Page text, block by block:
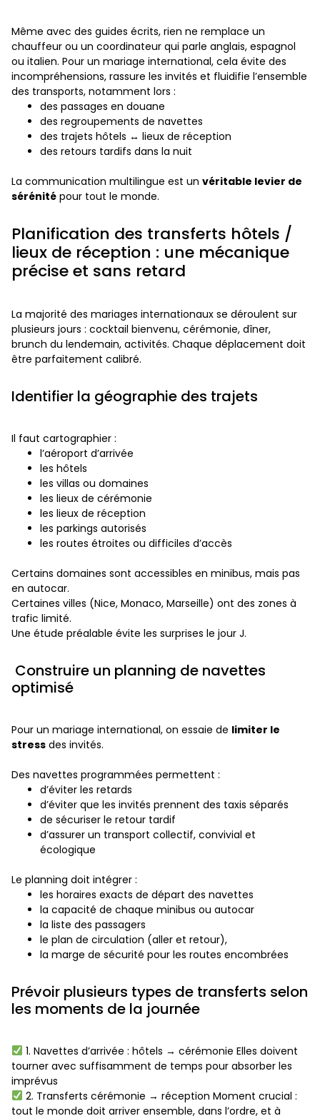
Même avec des guides écrits, rien ne remplace un
chauffeur ou un coordinateur qui parle anglais, espagnol
ou italien. Pour un mariage international, cela évite des
incompréhensions, rassure les invités et fluidifie l’ensemble
des transports, notamment lors :
des passages en douane
des regroupements de navettes
des trajets hôtels ↔ lieux de réception
des retours tardifs dans la nuit
La communication multilingue est un véritable levier de
sérénité pour tout le monde.
Planification des transferts hôtels /
lieux de réception : une mécanique
précise et sans retard
La majorité des mariages internationaux se déroulent sur
plusieurs jours : cocktail bienvenu, cérémonie, dîner,
brunch du lendemain, activités. Chaque déplacement doit
être parfaitement calibré.
Identifier la géographie des trajets
Il faut cartographier :
l’aéroport d’arrivée
les hôtels
les villas ou domaines
les lieux de cérémonie
les lieux de réception
les parkings autorisés
les routes étroites ou difficiles d’accès
Certains domaines sont accessibles en minibus, mais pas
en autocar.
Certaines villes (Nice, Monaco, Marseille) ont des zones à
trafic limité.
Une étude préalable évite les surprises le jour J.
Construire un planning de navettes
optimisé
Pour un mariage international, on essaie de limiter le
stress des invités.
Des navettes programmées permettent :
d’éviter les retards
d’éviter que les invités prennent des taxis séparés
de sécuriser le retour tardif
d’assurer un transport collectif, convivial et
écologique
Le planning doit intégrer :
les horaires exacts de départ des navettes
la capacité de chaque minibus ou autocar
la liste des passagers
le plan de circulation (aller et retour),
la marge de sécurité pour les routes encombrées
Prévoir plusieurs types de transferts selon
les moments de la journée
1. Navettes d’arrivée : hôtels → cérémonie Elles doivent
tourner avec suffisamment de temps pour absorber les
imprévus
2. Transferts cérémonie → réception Moment crucial :
tout le monde doit arriver ensemble, dans l’ordre, et à